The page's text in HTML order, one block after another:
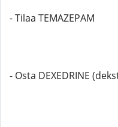
- Tilaa TEMAZEPAM
- Osta DEXEDRINE